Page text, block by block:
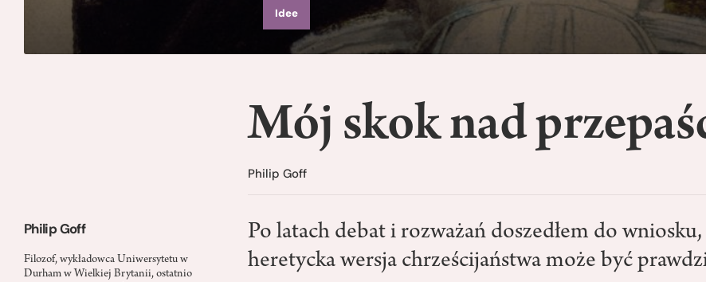
Idee
Philip Goff
Filozof, wykładowca Uniwersytetu w
Durham w Wielkiej Brytanii, ostatnio
Mój skok nad
Philip Goff
Po latach debat i rozważań doszedłem do
heretycka wersja chrześcijaństwa może być